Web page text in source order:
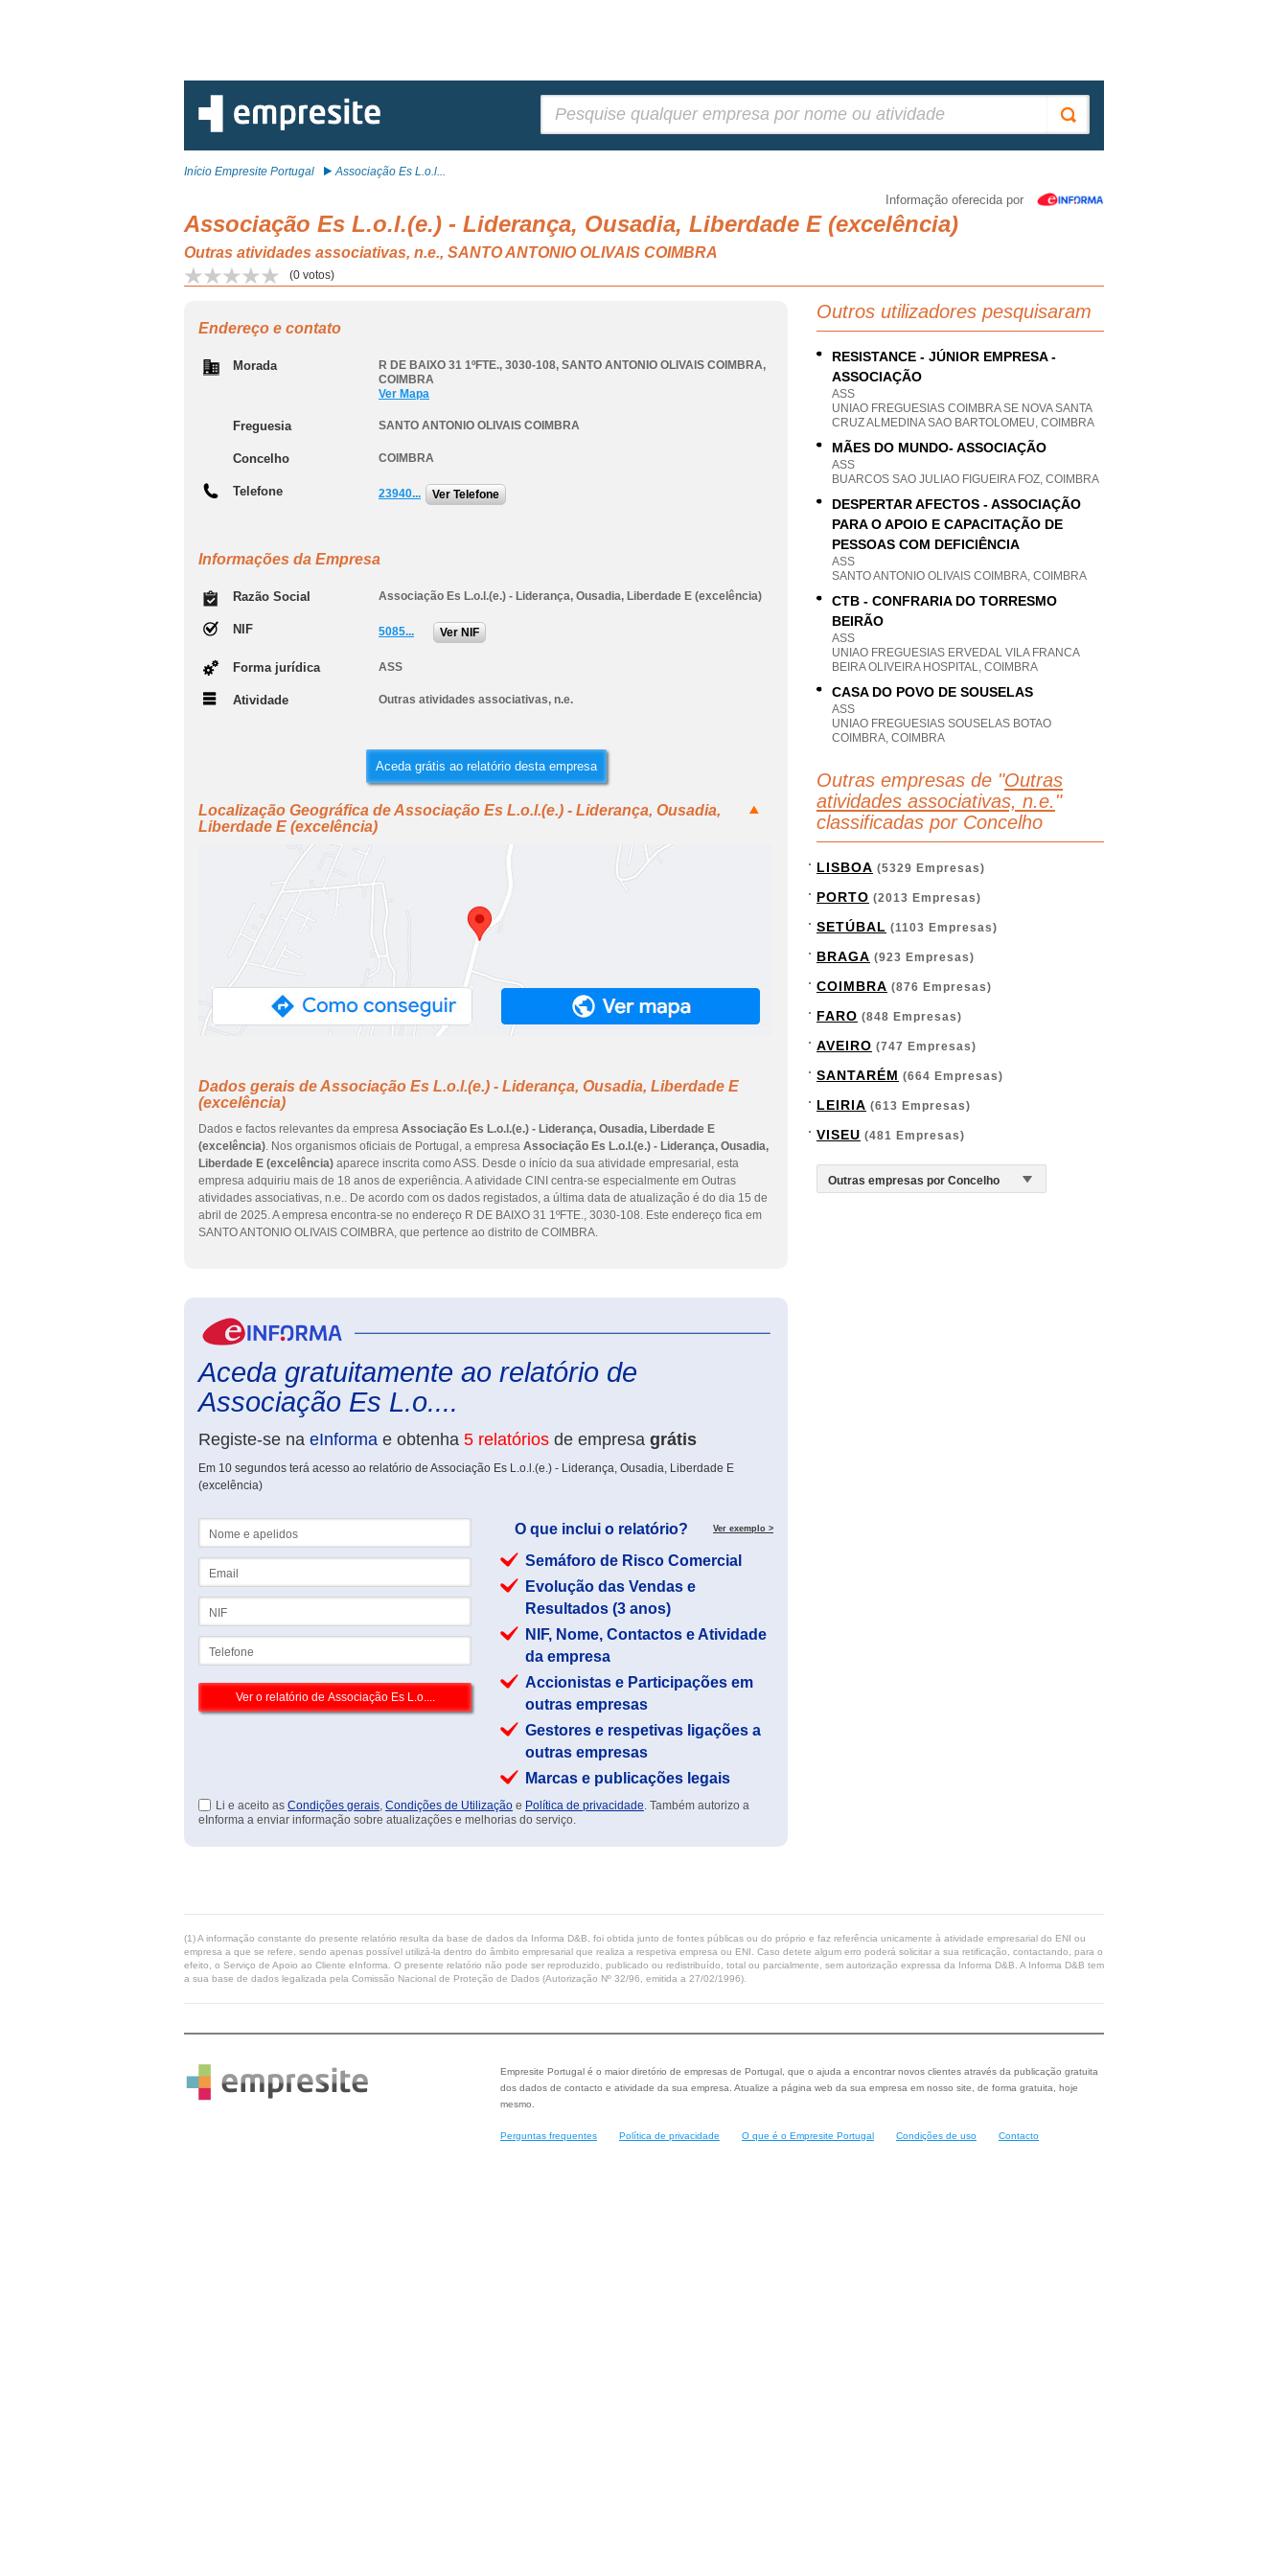
Início Empresite Portugal Associação Es L.o.l...
Informação oferecida por
Associação Es L.o.l.(e.) - Liderança, Ousadia, Liberdade E (excelência)
Outras atividades associativas, n.e., SANTO ANTONIO OLIVAIS COIMBRA
(0 votos)
Endereço e contato
Morada R DE BAIXO 31 1ºFTE., 3030-108, SANTO ANTONIO OLIVAIS COIMBRA,
COIMBRA
Ver Mapa
Freguesia SANTO ANTONIO OLIVAIS COIMBRA
Concelho COIMBRA
Telefone 23940... Ver Telefone
Informações da Empresa
Razão Social Associação Es L.o.l.(e.) - Liderança, Ousadia, Liberdade E (excelência)
NIF 5085... Ver NIF
Forma jurídica ASS
Atividade Outras atividades associativas, n.e.
Aceda grátis ao relatório desta empresa
Localização Geográfica de Associação Es L.o.l.(e.) - Liderança, Ousadia,
Liberdade E (excelência)
Dados gerais de Associação Es L.o.l.(e.) - Liderança, Ousadia, Liberdade E
(excelência)
Dados e factos relevantes da empresa Associação Es L.o.l.(e.) - Liderança, Ousadia, Liberdade E
(excelência). Nos organismos oficiais de Portugal, a empresa Associação Es L.o.l.(e.) - Liderança, Ousadia,
Liberdade E (excelência) aparece inscrita como ASS. Desde o início da sua atividade empresarial, esta
empresa adquiriu mais de 18 anos de experiência. A atividade CINI centra-se especialmente em Outras
atividades associativas, n.e.. De acordo com os dados registados, a última data de atualização é do dia 15 de
abril de 2025. A empresa encontra-se no endereço R DE BAIXO 31 1ºFTE., 3030-108. Este endereço fica em
SANTO ANTONIO OLIVAIS COIMBRA, que pertence ao distrito de COIMBRA.
Aceda gratuitamente ao relatório de
Associação Es L.o....
Registe-se na eInforma e obtenha 5 relatórios de empresa grátis
Em 10 segundos terá acesso ao relatório de Associação Es L.o.l.(e.) - Liderança, Ousadia, Liberdade E
(excelência)
O que inclui o relatório? Ver exemplo >
Semáforo de Risco Comercial
Evolução das Vendas e
Resultados (3 anos)
NIF, Nome, Contactos e Atividade
da empresa
Accionistas e Participações em
outras empresas
Gestores e respetivas ligações a
outras empresas
Marcas e publicações legais
Li e aceito as Condições gerais, Condições de Utilização e Política de privacidade. Também autorizo a
eInforma a enviar informação sobre atualizações e melhorias do serviço.
Outros utilizadores pesquisaram
RESISTANCE - JÚNIOR EMPRESA -
ASSOCIAÇÃO
ASS
UNIAO FREGUESIAS COIMBRA SE NOVA SANTA
CRUZ ALMEDINA SAO BARTOLOMEU, COIMBRA
MÃES DO MUNDO- ASSOCIAÇÃO
ASS
BUARCOS SAO JULIAO FIGUEIRA FOZ, COIMBRA
DESPERTAR AFECTOS - ASSOCIAÇÃO
PARA O APOIO E CAPACITAÇÃO DE
PESSOAS COM DEFICIÊNCIA
ASS
SANTO ANTONIO OLIVAIS COIMBRA, COIMBRA
CTB - CONFRARIA DO TORRESMO
BEIRÃO
ASS
UNIAO FREGUESIAS ERVEDAL VILA FRANCA
BEIRA OLIVEIRA HOSPITAL, COIMBRA
CASA DO POVO DE SOUSELAS
ASS
UNIAO FREGUESIAS SOUSELAS BOTAO
COIMBRA, COIMBRA
Outras empresas de "Outras
atividades associativas, n.e. "
classificadas por Concelho
LISBOA (5329 Empresas)
PORTO (2013 Empresas)
SETÚBAL (1103 Empresas)
BRAGA (923 Empresas)
COIMBRA (876 Empresas)
FARO (848 Empresas)
AVEIRO (747 Empresas)
SANTARÉM (664 Empresas)
LEIRIA (613 Empresas)
VISEU (481 Empresas)
(1) A informação constante do presente relatório resulta da base de dados da Informa D&B, foi obtida junto de fontes públicas ou do próprio e faz referência unicamente à atividade empresarial do ENI ou
empresa a que se refere, sendo apenas possível utilizá-la dentro do âmbito empresarial que realiza a respetiva empresa ou ENI. Caso detete algum erro poderá solicitar a sua retificação, contactando, para o
efeito, o Serviço de Apoio ao Cliente eInforma. O presente relatório não pode ser reproduzido, publicado ou redistribuído, total ou parcialmente, sem autorização expressa da Informa D&B. A Informa D&B tem
a sua base de dados legalizada pela Comissão Nacional de Proteção de Dados (Autorização Nº 32/96, emitida a 27/02/1996).
Empresite Portugal é o maior diretório de empresas de Portugal, que o ajuda a encontrar novos clientes através da publicação gratuita
dos dados de contacto e atividade da sua empresa. Atualize a página web da sua empresa em nosso site, de forma gratuita, hoje
mesmo.
Perguntas frequentes Política de privacidade O que é o Empresite Portugal Condições de uso Contacto